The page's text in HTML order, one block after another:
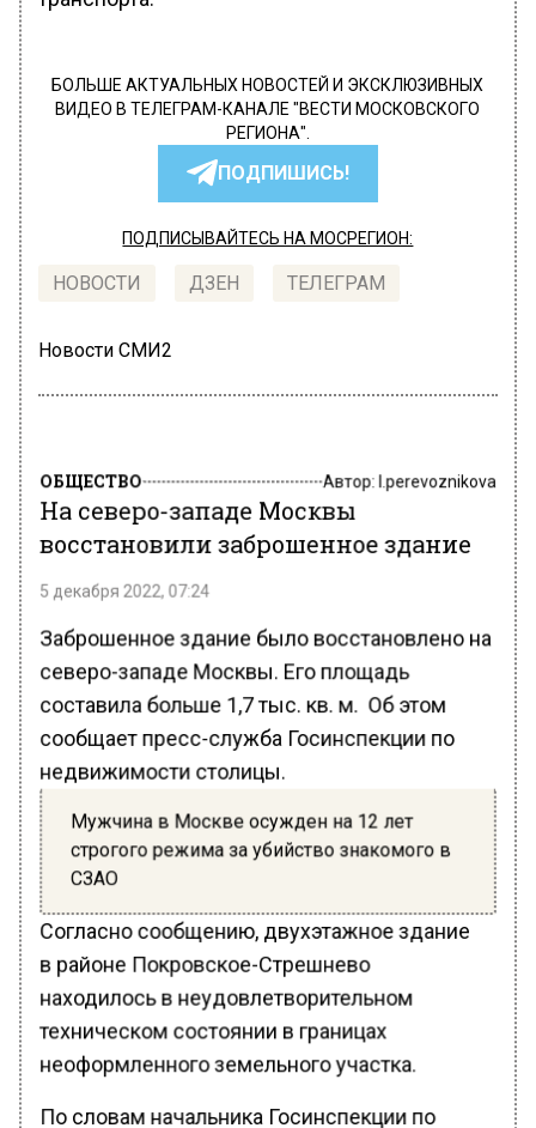
БОЛЬШЕ АКТУАЛЬНЫХ НОВОСТЕЙ И ЭКСКЛЮЗИВНЫХ
ВИДЕО В ТЕЛЕГРАМ-КАНАЛЕ "ВЕСТИ МОСКОВСКОГО
РЕГИОНА".
ПОДПИШИСЬ!
ПОДПИСЫВАЙТЕСЬ НА МОСРЕГИОН:
НОВОСТИ ДЗЕН ТЕЛЕГРАМ
Новости СМИ2
ОБЩЕСТВО Автор:l.perevoznikova
На северо-западе Москвы
восстановили заброшенное здание
5 декабря 2022, 07:24
Заброшенное здание было восстановлено на
северо-западе Москвы. Его площадь
составила больше 1,7 тыс. кв. м. Об этом
сообщает пресс-служба Госинспекции по
недвижимости столицы.
Мужчина в Москве осужден на 12 лет
строгого режима за убийство знакомого в
СЗАО
Согласно сообщению, двухэтажное здание
в районе Покровское-Стрешнево
находилось в неудовлетворительном
техническом состоянии в границах
неоформленного земельного участка.
По словам начальника Госинспекции по